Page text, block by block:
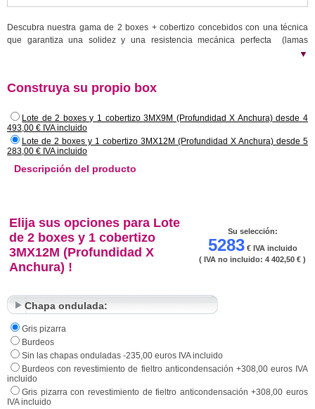
Descubra nuestra gama de 2 boxes + cobertizo concebidos con una técnica
que garantiza una solidez y una resistencia mecánica perfecta (lamas
machihembradas y postes acanalados). Toda nuestra madera, tratada en
Van acompañados con un folleto explicativo (planos y fotos de montaje). El
cemento o directamente sobre el suelo. El kit se compone de: tablas
machihembradas de 40mm para construir las paredes y postes acanalados
para encajar las tablas. También se pueden usar clavos o tornillos para dar al
conjunto una gran resistencia mecánica. El techo es de chapa de acero
ondulada. Las cerraduras no están incluidas. Tiene la posibilidad de añadir
▼
Construya su propio box
Lote de 2 boxes y 1 cobertizo 3MX9M (Profundidad X Anchura) desde 4
493,00 € IVA incluido
Lote de 2 boxes y 1 cobertizo 3MX12M (Profundidad X Anchura) desde 5
283,00 € IVA incluido
Descripción del producto
Elija sus opciones para Lote
de 2 boxes y 1 cobertizo
3MX12M (Profundidad X
Anchura) !
Su selección:
5283 € IVA incluido
( IVA no incluido: 4 402,50 € )
Chapa ondulada:
Gris pizarra
Burdeos
Sin las chapas onduladas -235,00 euros IVA incluido
Burdeos con revestimiento de fieltro anticondensación +308,00 euros IVA
incluido
Gris pizarra con revestimiento de fieltro anticondensación +308,00 euros
IVA incluido